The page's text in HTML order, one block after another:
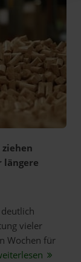
längere
vieler
Wochen für